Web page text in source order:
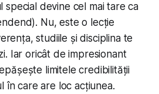
special devine cel mai tare ca
Nu, este o lecție
studiile și disciplina te
Iar oricât de impresionant
limitele credibilității
în care are loc acțiunea.